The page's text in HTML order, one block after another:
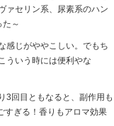
ァセリン系、尿素系のハン
～
感じがややこしい。でもち
ういう時には便利やな
3回目ともなると、副作用も
すぎる！香りもアロマ効果